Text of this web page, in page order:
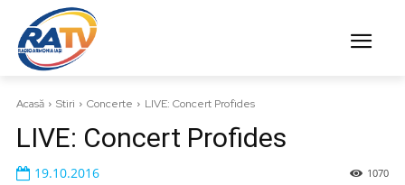
Acasă Stiri Concerte LIVE: Concert Profides
LIVE: Concert Profides
1070
19.10.2016